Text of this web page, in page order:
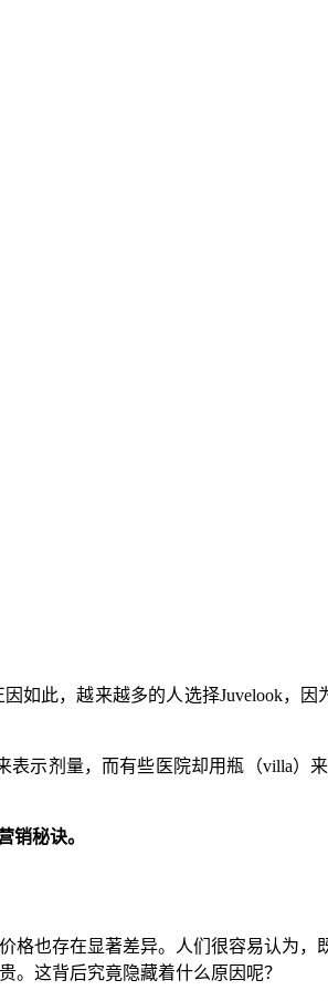
如此，越来越多的人选择Juvelook，
示剂量，而有些医院却用瓶（villa）
销秘诀。
也存在显著差异。人们很容易认为
。这背后究竟隐藏着什么原因呢？